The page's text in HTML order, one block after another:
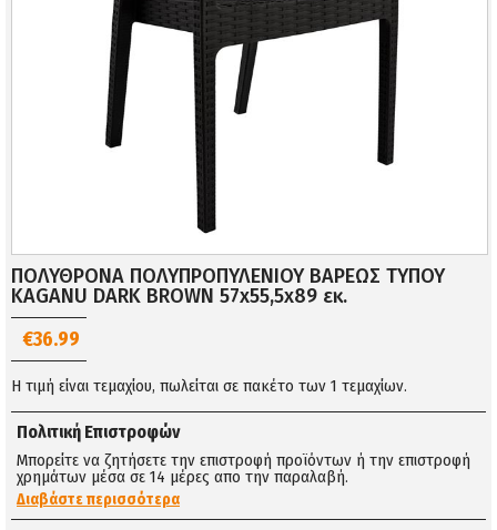
ΠΟΛΥΘΡΟΝΑ ΠΟΛΥΠΡΟΠΥΛΕΝΙΟΥ ΒΑΡΕΩΣ ΤΥΠΟΥ
KAGANU DARK BROWN 57x55,5x89 εκ.
€36.99
Η τιμή είναι τεμαχίου, πωλείται σε πακέτο των 1 τεμαχίων.
Πολιτική Επιστροφών
Μπορείτε να ζητήσετε την επιστροφή προϊόντων ή την επιστροφή
χρημάτων μέσα σε 14 μέρες απο την παραλαβή.
Διαβάστε περισσότερα